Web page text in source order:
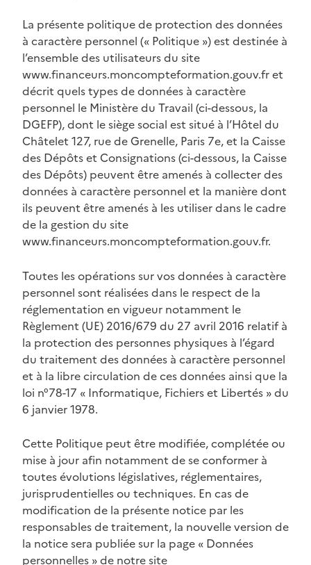
La présente politique de protection des données
à caractère personnel (« Politique ») est destinée à
l’ensemble des utilisateurs du site
www.financeurs.moncompteformation.gouv.fr et
décrit quels types de données à caractère
personnel le Ministère du Travail (ci-dessous, la
DGEFP), dont le siège social est situé à l’Hôtel du
Châtelet 127, rue de Grenelle, Paris 7e, et la Caisse
des Dépôts et Consignations (ci-dessous, la Caisse
des Dépôts) peuvent être amenés à collecter des
données à caractère personnel et la manière dont
ils peuvent être amenés à les utiliser dans le cadre
de la gestion du site
www.financeurs.moncompteformation.gouv.fr.
Toutes les opérations sur vos données à caractère
personnel sont réalisées dans le respect de la
réglementation en vigueur notamment le
Règlement (UE) 2016/679 du 27 avril 2016 relatif à
la protection des personnes physiques à l’égard
du traitement des données à caractère personnel
et à la libre circulation de ces données ainsi que la
loi n°78-17 « Informatique, Fichiers et Libertés » du
6 janvier 1978.
Cette Politique peut être modifiée, complétée ou
mise à jour afin notamment de se conformer à
toutes évolutions législatives, réglementaires,
jurisprudentielles ou techniques. En cas de
modification de la présente notice par les
responsables de traitement, la nouvelle version de
la notice sera publiée sur la page « Données
personnelles » de notre site